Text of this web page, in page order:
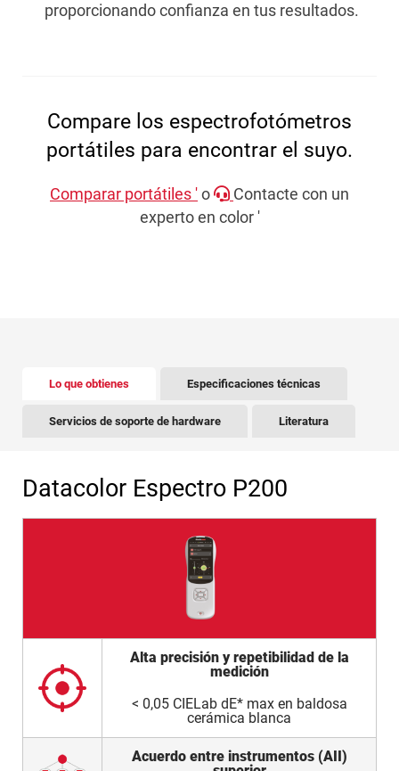
Compare los espectrofotómetros
portátiles para encontrar el suyo.
Comparar portátiles 'o
Contacte con un
experto en color '
proporcionando confianza en tus resultados.
Lo que obtienes Especificaciones técnicas
Servicios de soporte de hardware Literatura
Datacolor Espectro P200
Alta precisión y repetibilidad de la
medición
< 0,05 CIELab dE* max en baldosa
cerámica blanca
Acuerdo entre instrumentos (AII)